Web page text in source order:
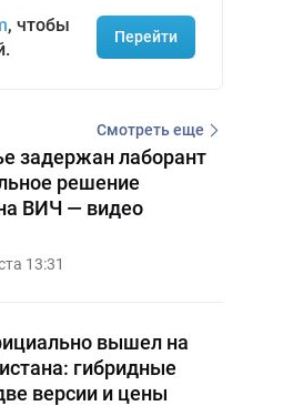
, чтобы
Перейти
Смотреть еще
задержан лаборант
решение
ВИЧ — видео
13:31
вышел на
гибридные
версии и цены